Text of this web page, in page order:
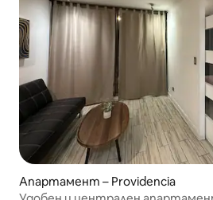
Апартамент – Providencia